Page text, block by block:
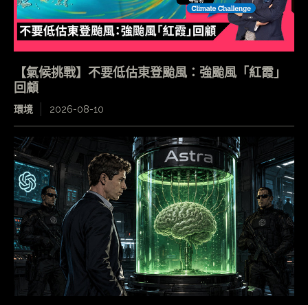
【氣候挑戰】不要低估東登颱風：強颱風「紅霞」
回顧
環境 2026-08-10